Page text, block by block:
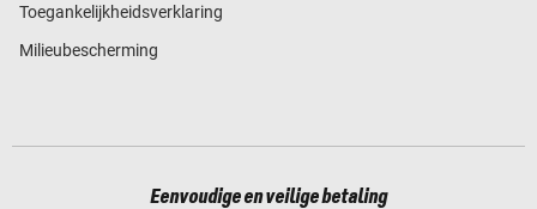
Toegankelijkheidsverklaring
Milieubescherming
Eenvoudige en veilige betaling